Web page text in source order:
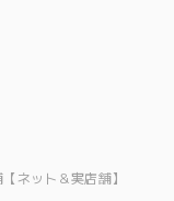
ネット＆実店舗】